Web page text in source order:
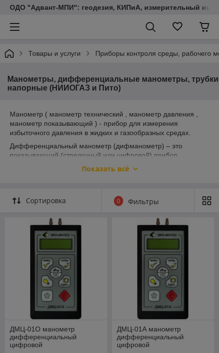
ОДО "Адвант-МПИ": геодезия, КИПиА, измерительный
Товары и услуги Приборы контроля среды, рабочего
Манометры, дифференциальные манометры, трубки
напорные (НИИОГАЗ и Пито)
Манометр ( манометр технический , манометр давления ,
манометр показывающий ) - прибор для измерения
избыточного давления в жидких и газообразных средах.
Дифференциальный манометр (дифманометр) – это
показывающий (стрелочный или цифровой) прибор
измеряющий перепад (разность) давления.
расхода в газопылевых и воздушных потоках.
Показать всё
Сортировка 0 Фильтры
ДМЦ-01О манометр
дифференциальный
цифровой
ДМЦ-01А манометр
дифференциальный
цифровой